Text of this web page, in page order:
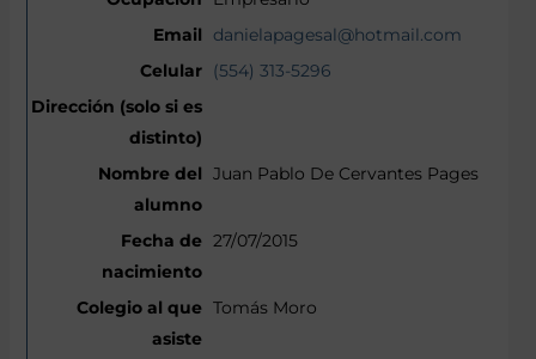
danielapagesal@hotmail.com
(554) 313-5296
Juan Pablo De Cervantes Pages
27/07/2015
Tomás Moro